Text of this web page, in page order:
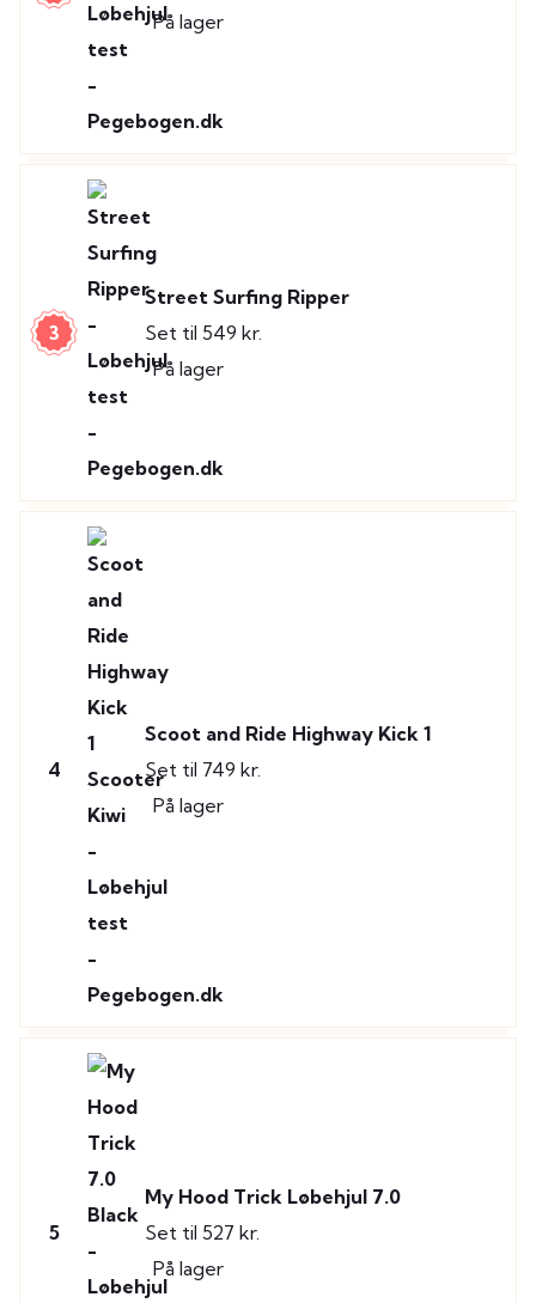
På lager
3
Street Surfing Ripper
Set til 549 kr.
På lager
4
Scoot and Ride Highway Kick 1
Set til 749 kr.
På lager
5
My Hood Trick Løbehjul 7.0
Set til 527 kr.
På lager